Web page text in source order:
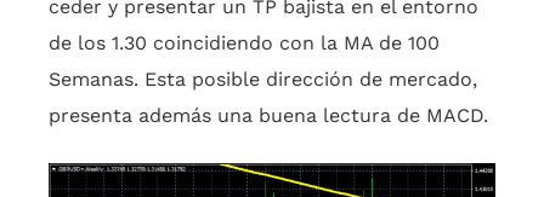
ceder y presentar un TP bajista en el entorno
de los 1.30 coincidiendo con la MA de 100
Semanas. Esta posible dirección de mercado,
presenta además una buena lectura de MACD.